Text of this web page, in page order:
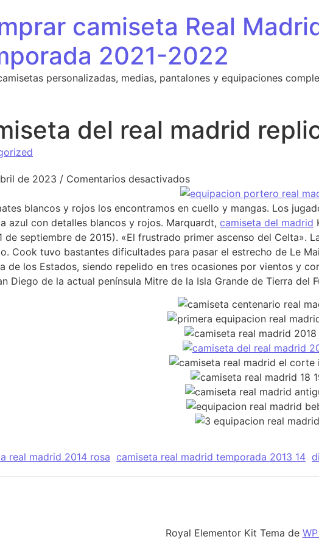
camiseta Real
2021-2022
personalizadas, medias, pantalones y equipaciones
del real madrid
de 2023 / Comentarios desactivadosen camiseta del real madrid
blancos y rojos los encontramos en cuello y mangas. Los
azul con detalles blancos y rojos. Marquardt, camiseta del madrid
de septiembre de 2015). «El frustrado primer ascenso del Celta».
Cook tuvo bastantes dificultades para pasar el estrecho de Le
de los Estados, siendo repelido en tres ocasiones por vientos y
Diego de la actual península Mitre de la Isla Grande de Tierra del
real madrid 2014 rosa camiseta real madrid temporada 2013 14
Royal Elementor Kit Tema de